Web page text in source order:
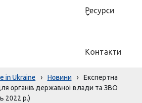
Ресурси
Контакти
in Ukraine › Новини ›
Експертна
органів державної влади та ЗВО
2022 р.)